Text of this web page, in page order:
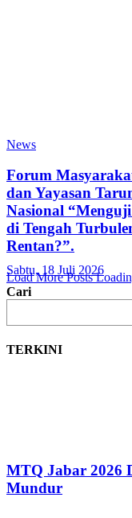
News
Forum
dan Yayasan
Nasional
di Tengah
Rentan?”.
Sabtu, 18 Juli 2026
Load More Posts
Cari
TERKINI
MTQ Jabar 2026
Mundur